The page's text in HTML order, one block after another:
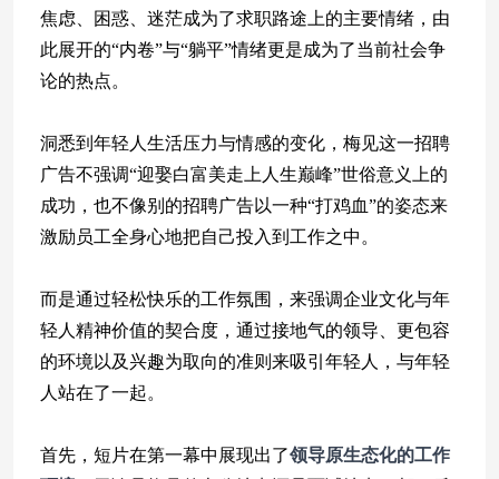
焦虑、困惑、迷茫成为了求职路途上的主要情绪，由
此展开的“内卷”与“躺平”情绪更是成为了当前社会争
论的热点。
洞悉到年轻人生活压力与情感的变化，梅见这一招聘
广告不强调“迎娶白富美走上人生巅峰”世俗意义上的
成功，也不像别的招聘广告以一种“打鸡血”的姿态来
激励员工全身心地把自己投入到工作之中。
而是通过轻松快乐的工作氛围，来强调企业文化与年
轻人精神价值的契合度，通过接地气的领导、更包容
的环境以及兴趣为取向的准则来吸引年轻人，与年轻
人站在了一起。
首先，短片在第一幕中展现出了领导原生态化的工作